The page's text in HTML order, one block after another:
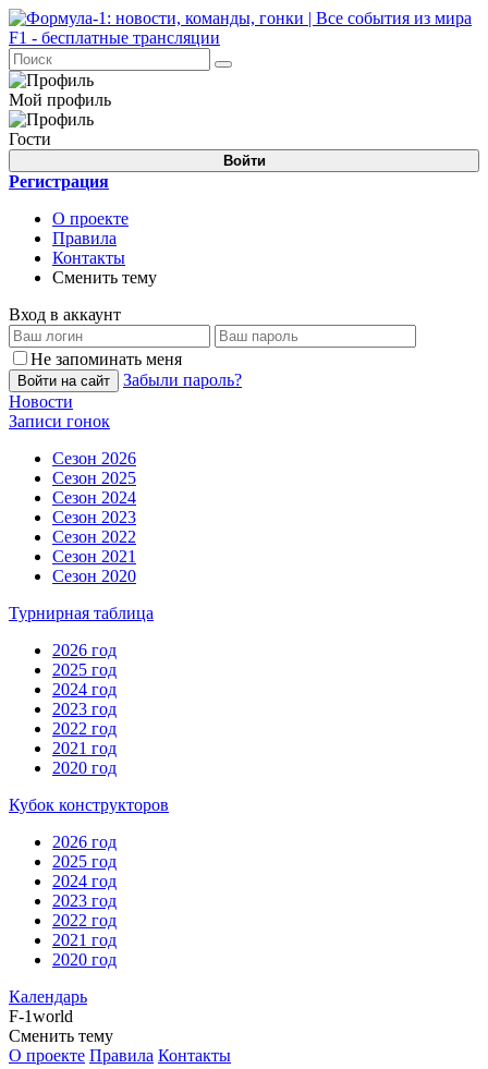
Мой профиль
Гости
Войти
Регистрация
О проекте
Правила
Контакты
Сменить тему
Вход в аккаунт
Не запоминать меня
Войти на сайт
Забыли пароль?
Новости
Записи гонок
Сезон 2026
Сезон 2025
Сезон 2024
Сезон 2023
Сезон 2022
Сезон 2021
Сезон 2020
Турнирная таблица
2026 год
2025 год
2024 год
2023 год
2022 год
2021 год
2020 год
Кубок конструкторов
2026 год
2025 год
2024 год
2023 год
2022 год
2021 год
2020 год
Календарь
F-1world
Сменить тему
О проекте Правила Контакты